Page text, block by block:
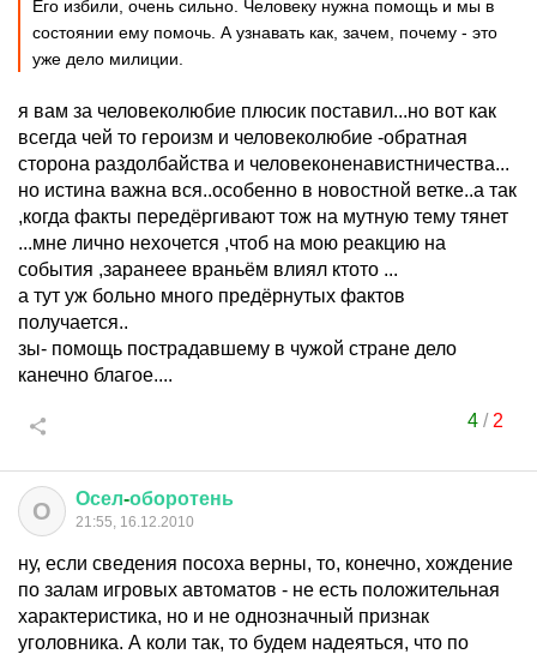
Его избили, очень сильно. Человеку нужна помощь и мы в
состоянии ему помочь. А узнавать как, зачем, почему - это
уже дело милиции.
я вам за человеколюбие плюсик поставил...но вот как
всегда чей то героизм и человеколюбие -обратная
сторона раздолбайства и человеконенавистничества...
но истина важна вся..особенно в новостной ветке..а так
,когда факты передёргивают тож на мутную тему тянет
...мне лично нехочется ,чтоб на мою реакцию на
события ,заранеее враньём влиял ктото ...
а тут уж больно много предёрнутых фактов
получается..
зы- помощь пострадавшему в чужой стране дело
канечно благое....
4/ 2
О Осел-оборотень
21:55, 16.12.2010
ну, если сведения посоха верны, то, конечно, хождение
по залам игровых автоматов - не есть положительная
характеристика, но и не однозначный признак
уголовника. А коли так, то будем надеяться, что по